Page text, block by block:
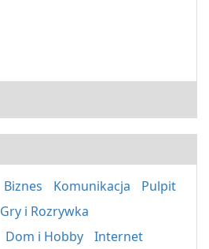
Biznes Komunikacja
Pulpit
Gry i Rozrywka
Dom i Hobby
Internet